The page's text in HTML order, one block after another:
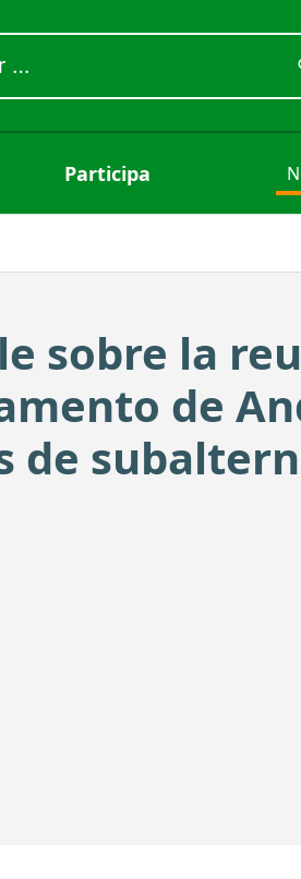
Participa
sobre la
de
de